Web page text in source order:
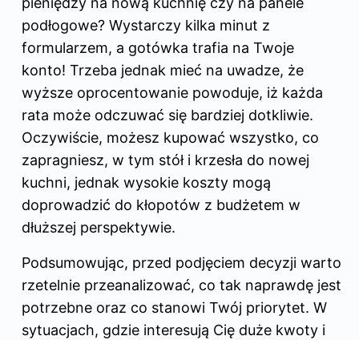
podłogowe? Wystarczy kilka minut z
formularzem, a gotówka trafia na Twoje
konto! Trzeba jednak mieć na uwadze, że
wyższe oprocentowanie powoduje, iż każda
rata może odczuwać się bardziej dotkliwie.
Oczywiście, możesz kupować wszystko, co
zapragniesz, w tym stół i krzesła do nowej
kuchni, jednak wysokie koszty mogą
doprowadzić do kłopotów z budżetem w
dłuższej perspektywie.
Podsumowując, przed podjęciem decyzji warto
rzetelnie przeanalizować, co tak naprawdę jest
potrzebne oraz co stanowi Twój priorytet. W
sytuacjach, gdzie interesują Cię duże kwoty i